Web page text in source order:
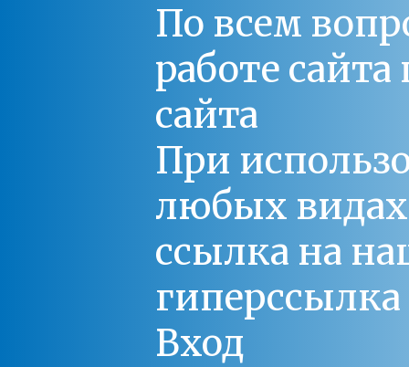
По всем
работе
сайта
При
любых
ссылка на
Вход